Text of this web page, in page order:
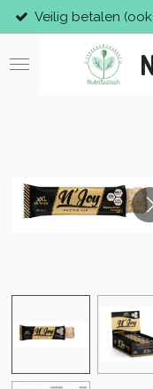
Ga
direct
naar
Veilig betalen